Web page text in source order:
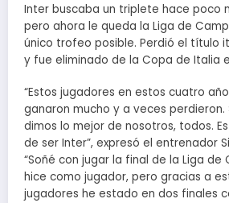
Inter buscaba un triplete hace poco
pero ahora le queda la Liga de
único trofeo posible. Perdió el título
y fue eliminado de la Copa de Italia
“Estos jugadores en estos cuatro
ganaron mucho y a veces perdieron.
dimos lo mejor de nosotros, todos.
de ser Inter”, expresó el entrenador
“Soñé con jugar la final de la Liga de
hice como jugador, pero gracias a
jugadores he estado en dos finales